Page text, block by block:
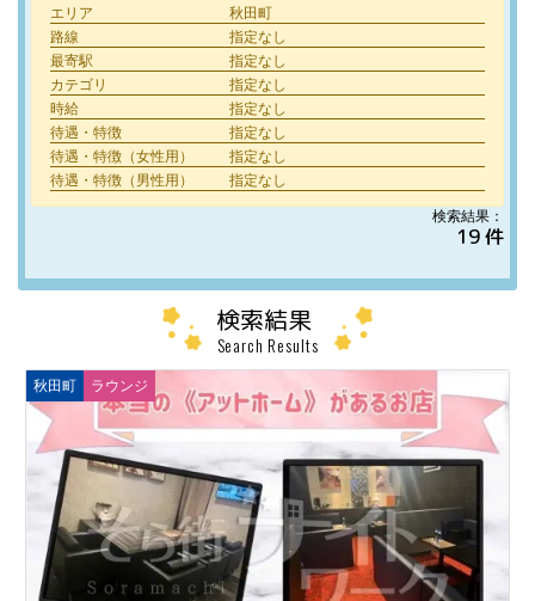
エリア
秋田町
路線
指定なし
最寄駅
指定なし
カテゴリ
指定なし
時給
指定なし
待遇・特徴
指定なし
待遇・特徴（女性用）
指定なし
待遇・特徴（男性用）
指定なし
検索結果：
19 件
検索結果
Search Results
秋田町 ラウンジ